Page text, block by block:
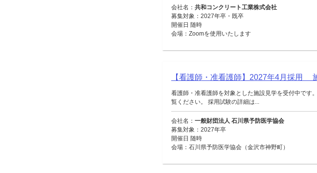
会社名： 共和コンクリート工業株式会社
募集対象：2027年卒・既卒
開催日 随時
会場：Zoomを使用いたします
【看護師・准看護師】2027年4月採用
看護師・准看護師を対象とした施設見学を受付中です
覧ください。 採用試験の詳細は...
会社名： 一般財団法人 石川県予防医学協会
募集対象：2027年卒
開催日 随時
会場：石川県予防医学協会（金沢市神野町）